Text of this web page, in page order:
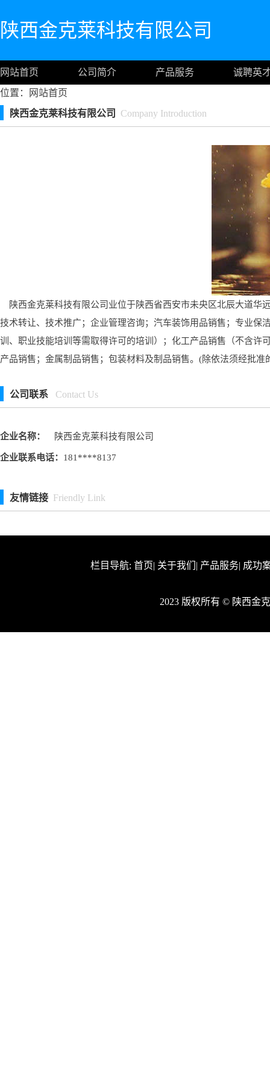
陕西金克莱科技有限公司
网站首页 公司简介 产品服务
诚聘英
位置：
网站首页
陕西金克莱科技有限公司
Company Introduction
陕西金克莱科技有限公司业位于陕西省西安市未央区北辰大道华
技术转让、技术推广；企业管理咨询；汽车装饰用品销售；专业
训、职业技能培训等需取得许可的培训）；化工产品销售（不含
产品销售；金属制品销售；包装材料及制品销售。(除依法须经批
公司联系 Contact Us
企业名称： 陕西金克莱科技有限公司
企业联系电话： 181****8137
友情链接 Friendly Link
栏目导航: 首页| 关于我们 | 产品服务| 成功
2023 版权所有 © 陕西金